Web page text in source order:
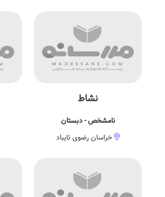
نشاط
نامشخص - دبستان
خراسان رضوی تایباد